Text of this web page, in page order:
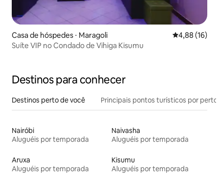
Casa de hóspedes ⋅ Maragoli 4,88 de uma
4,88 (16)
Suíte VIP no Condado de Vihiga Kisumu
Destinos para conhecer
Destinos perto de você Principais pontos turísticos por perto
Nairóbi
Aluguéis por temporada
Naivasha
Aluguéis por temporada
Aruxa
Aluguéis por temporada
Kisumu
Aluguéis por temporada